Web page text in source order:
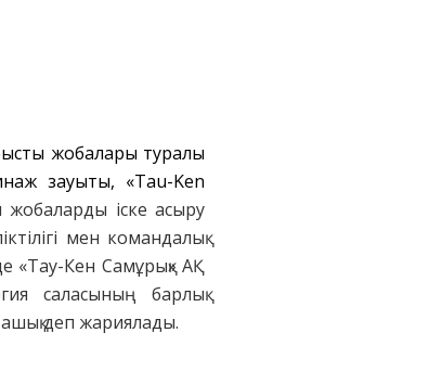
жобалары туралы
зауыты, «Tau-Ken
жобаларды іске асыру
мен командалық
«Тау-Кен Самұрық» АҚ
саласының барлық
ашық деп жариялады.